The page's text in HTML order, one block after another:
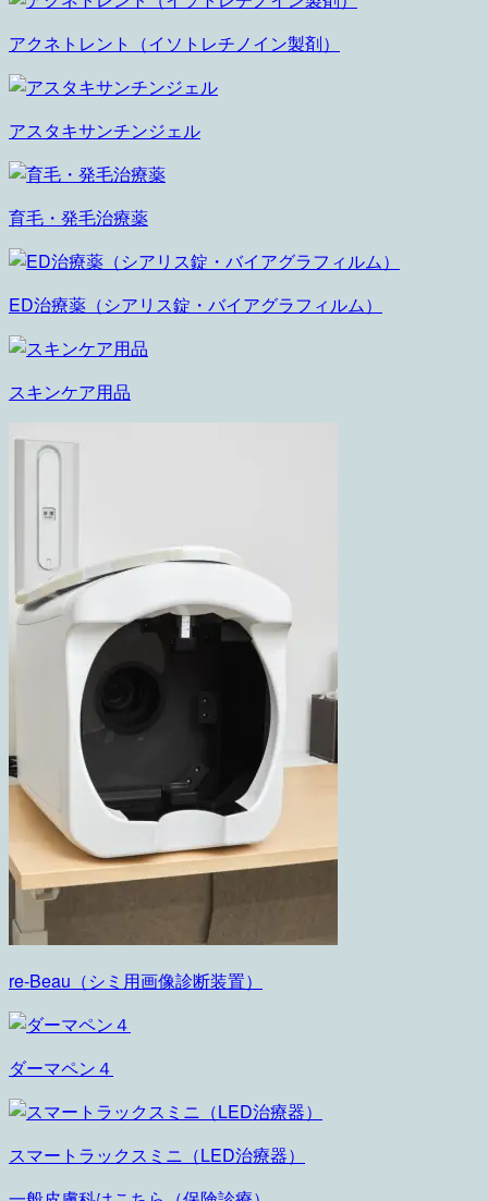
アクネトレント（イソトレチノイン製剤）
アスタキサンチンジェル
育毛・発毛治療薬
ED治療薬（シアリス錠・バイアグラフィルム）
スキンケア用品
re-Beau（シミ用画像診断装置）
ダーマペン４
スマートラックスミニ（LED治療器）